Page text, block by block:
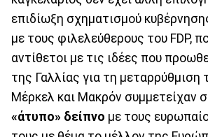
επιδίωξη σχηματισμού
με τους φιλελεύθερους του FDP,
αντίθετοι με τις ιδέες που
της Γαλλίας για τη μεταρρύθμιση
Μέρκελ και Μακρόν συμμετείχαν
«άτυπο» δείπνο με τους